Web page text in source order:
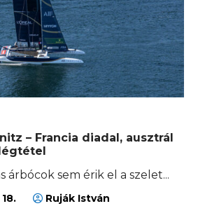
– Francia diadal, ausztrál
árbócok sem érik el a szelet...
Ruják István